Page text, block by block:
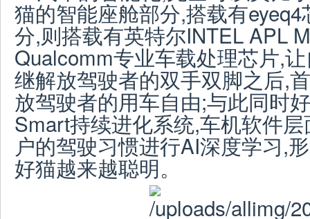
猫的智能座舱部分,搭载有
分,则搭载有英特尔INTEL APL
Qualcomm专业车载处理芯片,
继解放驾驶者的双手双脚之后,
放驾驶者的用车自由;与此同时
Smart持续进化系统,车机软件
户的驾驶习惯进行AI深度学习,
好猫越来越聪明。